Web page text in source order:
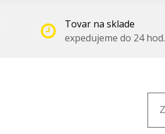
Tovar na sklade
expedujeme do 24 hod.